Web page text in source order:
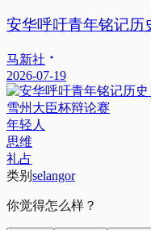
安华呼吁青年铭记历
马新社
2026-07-19
雪州大臣杯辩论赛
年轻人
思维
礼占
类别 selangor
你觉得怎么样？